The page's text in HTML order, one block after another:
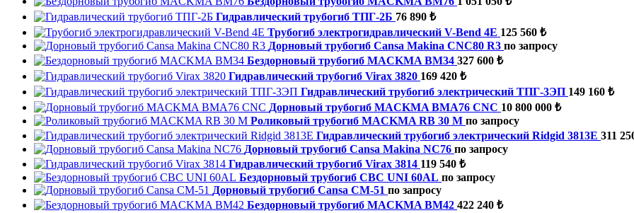
Гидравлический трубогиб ТПГ-2Б 76 890 ₺
Трубогиб электрогидравлический V-Bend 4E 125 560 ₺
Дорновый трубогиб Cansa Makina CNC80 R3 по запросу
Бездорновый трубогиб MACKMA BM34 327 600 ₺
Гидравлический трубогиб Virax 3820 169 420 ₺
Гидравлический трубогиб электрический ТПГ-3ЭП 149 160 ₺
Дорновый трубогиб MACKMA BMA76 CNC 10 800 000 ₺
Роликовый трубогиб MACKMA RB 30 M по запросу
Гидравлический трубогиб электрический Ridgid 3813E 311
Дорновый трубогиб Cansa Makina NC76 по запросу
Гидравлический трубогиб Virax 3814 119 540 ₺
Бездорновый трубогиб CBC UNI 60АL по запросу
Дорновый трубогиб Cansa CM-51 по запросу
Бездорновый трубогиб MACKMA BM42 422 240 ₺